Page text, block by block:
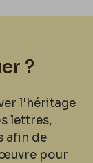
?
l'héritage
lettres,
afin de
pour